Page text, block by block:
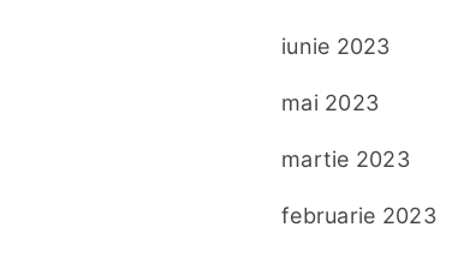
iunie 2023
mai 2023
martie 2023
februarie 2023